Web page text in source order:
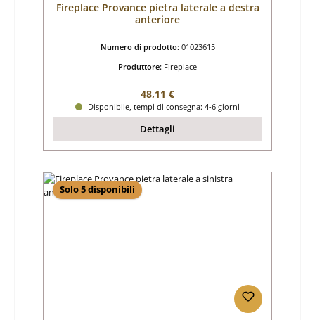
Fireplace Provance pietra laterale a destra
anteriore
Numero di prodotto: 01023615
Produttore: Fireplace
Prezzo normale:
48,11 €
Disponibile, tempi di consegna: 4-6 giorni
Dettagli
Solo 5 disponibili